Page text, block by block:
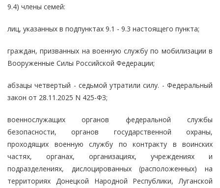
9.4) члены семей:
лиц, указанных в подпунктах 9.1 - 9.3 настоящего пункта;
граждан, призванных на военную службу по мобилизации в
Вооруженные Силы Российской Федерации;
абзацы четвертый - седьмой утратили силу. - Федеральный
закон от 28.11.2025 N 425-ФЗ;
военнослужащих органов федеральной службы
безопасности, органов государственной охраны,
проходящих военную службу по контракту в воинских
частях, органах, организациях, учреждениях и
подразделениях, дислоцированных (расположенных) на
территориях Донецкой Народной Республики, Луганской